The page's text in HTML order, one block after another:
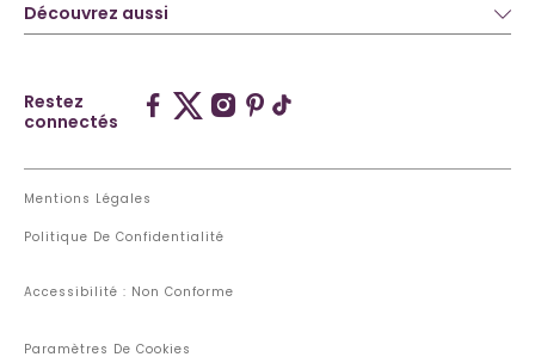
Découvrez aussi
Restez
connectés
Mentions Légales
Politique De Confidentialité
Accessibilité : Non Conforme
Paramètres De Cookies